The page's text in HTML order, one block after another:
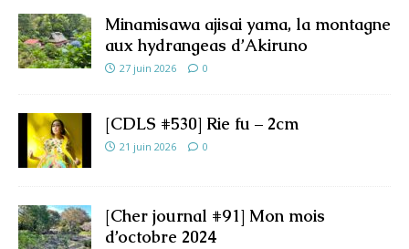
Minamisawa ajisai yama, la montagne
aux hydrangeas d’Akiruno
27 juin 2026 0
[CDLS #530] Rie fu – 2cm
21 juin 2026 0
[Cher journal #91] Mon mois
d’octobre 2024